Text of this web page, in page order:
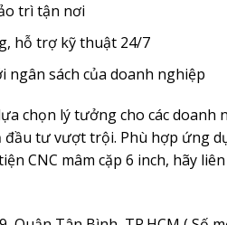
trì tận nơi
hỗ trợ kỹ thuật 24/7
ngân sách của doanh nghiệp
chọn lý tưởng cho các
đầu tư vượt trội. Phù hợp ứng
CNC mâm cặp 6 inch, hãy